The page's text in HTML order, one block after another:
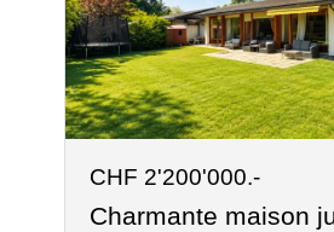
CHF 2'200'000.-
Charmante maison